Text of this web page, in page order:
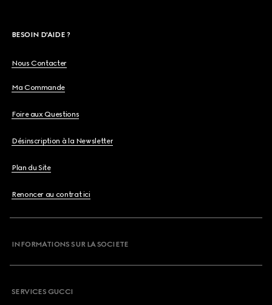
BESOIN D'AIDE ?
Nous Contacter
Ma Commande
Foire aux Questions
Désinscription à la Newsletter
Plan du Site
Renoncer au contrat ici
INFORMATIONS SUR LA SOCIETE
SERVICES GUCCI